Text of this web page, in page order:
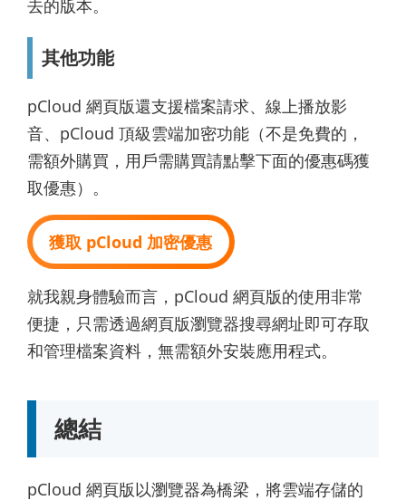
去的版本。
其他功能
pCloud 網頁版還支援檔案請求、線上播放影
音、pCloud 頂級雲端加密功能（不是免費的，
需額外購買，用戶需購買請點擊下面的優惠碼獲
取優惠）。
獲取 pCloud 加密優惠
就我親身體驗而言，pCloud 網頁版的使用非常
便捷，只需透過網頁版瀏覽器搜尋網址即可存取
和管理檔案資料，無需額外安裝應用程式。
總結
pCloud 網頁版以瀏覽器為橋梁，將雲端存儲的